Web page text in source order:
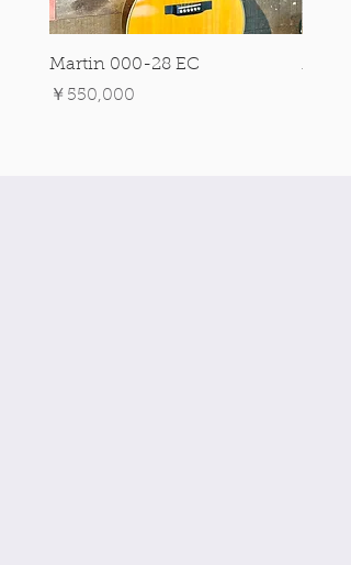
Martin 000-28 EC
価格
￥550,000